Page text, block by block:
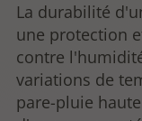
La durabilité
une protection
contre
variations de
pare-pluie